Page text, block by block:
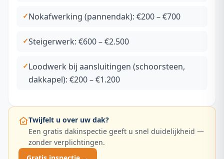
Nokafwerking (pannendak): €200 – €700
Steigerwerk: €600 – €2.500
Loodwerk bij aansluitingen (schoorsteen,
dakkapel): €200 – €1.200
Twijfelt u over uw dak?
Een gratis dakinspectie geeft u snel duidelijkheid —
zonder verplichtingen.